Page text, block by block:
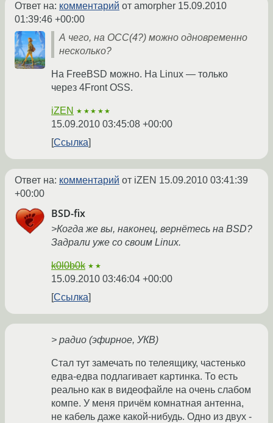
Ответ на: комментарий от amorpher 15.09.2010
01:39:46 +00:00
А чего, на ОСС(4?) можно одновременно
несколько?
На FreeBSD можно. На Linux — только
через 4Front OSS.
iZEN ★★★★★
15.09.2010 03:45:08 +00:00
Ссылка
Ответ на: комментарий от iZEN 15.09.2010 03:41:39
+00:00
BSD-fix
>Когда же вы, наконец, вернётесь на BSD?
Задрали уже со своим Linux.
k0l0b0k ★★
15.09.2010 03:46:04 +00:00
Ссылка
> радио (эфирное, УКВ)
Стал тут замечать по телеящику, частенько
едва-едва подлагивает картинка. То есть
реально как в видеофайле на очень слабом
компе. У меня причём комнатная антенна,
не кабель даже какой-нибудь. Одно из двух -